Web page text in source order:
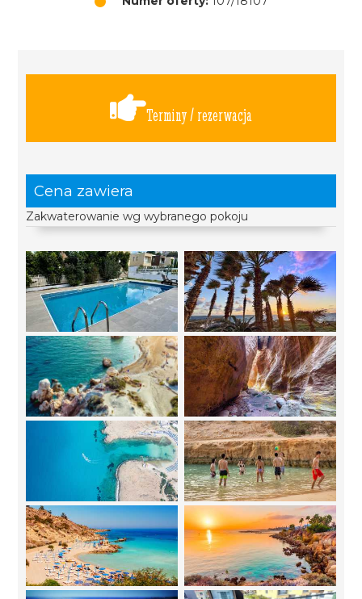
Terminy / rezerwacja
Cena zawiera
Zakwaterowanie wg wybranego pokoju